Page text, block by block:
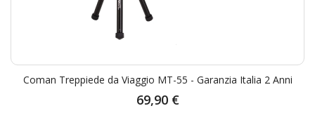
Coman Treppiede da Viaggio MT-55 - Garanzia Italia 2 Anni
69,90 €